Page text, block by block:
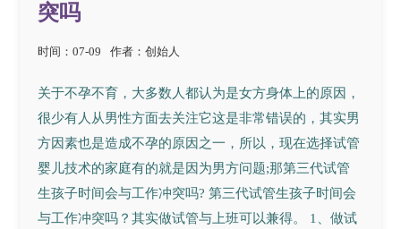
突吗
时间：07-09 作者：创始人
关于不孕不育，大多数人都认为是女方身体上的原因，
很少有人从男性方面去关注它这是非常错误的，其实男
方因素也是造成不孕的原因之一，所以，现在选择试管
婴儿技术的家庭有的就是因为男方问题;那第三代试管
生孩子时间会与工作冲突吗? 第三代试管生孩子时间会
与工作冲突吗？其实做试管与上班可以兼得。 1、做试